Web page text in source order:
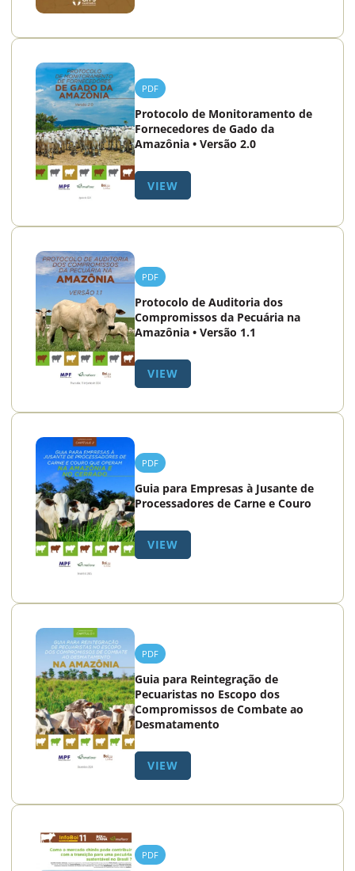
PDF
Protocolo de Monitoramento de
Fornecedores de Gado da
Amazônia • Versão 2.0
VIEW
PDF
Protocolo de Auditoria dos
Compromissos da Pecuária na
Amazônia • Versão 1.1
VIEW
PDF
Guia para Empresas à Jusante de
Processadores de Carne e Couro
VIEW
PDF
Guia para Reintegração de
Pecuaristas no Escopo dos
Compromissos de Combate ao
Desmatamento
VIEW
PDF